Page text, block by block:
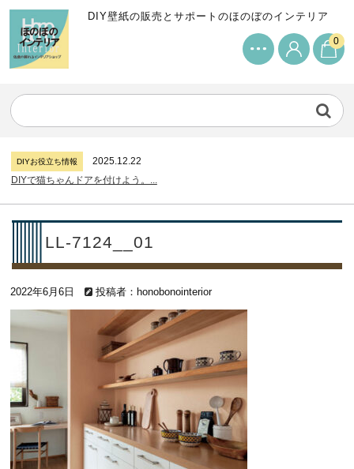
DIY壁紙の販売とサポートのほのぼのインテリア
0
サンゲツリザーブの壁紙について...
DIYお役立ち情報
2026.7.31
DIYお役立ち情報
2025.12.22
DIYで猫ちゃんドアを付けよう。...
DIYお役立ち情報
2026.7.31
糊付け壁紙のポイントについて...
2025.12.22
DIYで猫ちゃんドアを付けよう。...
DIYお役立ち情報
2024.7.11
サンゲツリザーブの壁紙について...
LL-7124__01
2022年6月6日 投稿者：honobonointerior